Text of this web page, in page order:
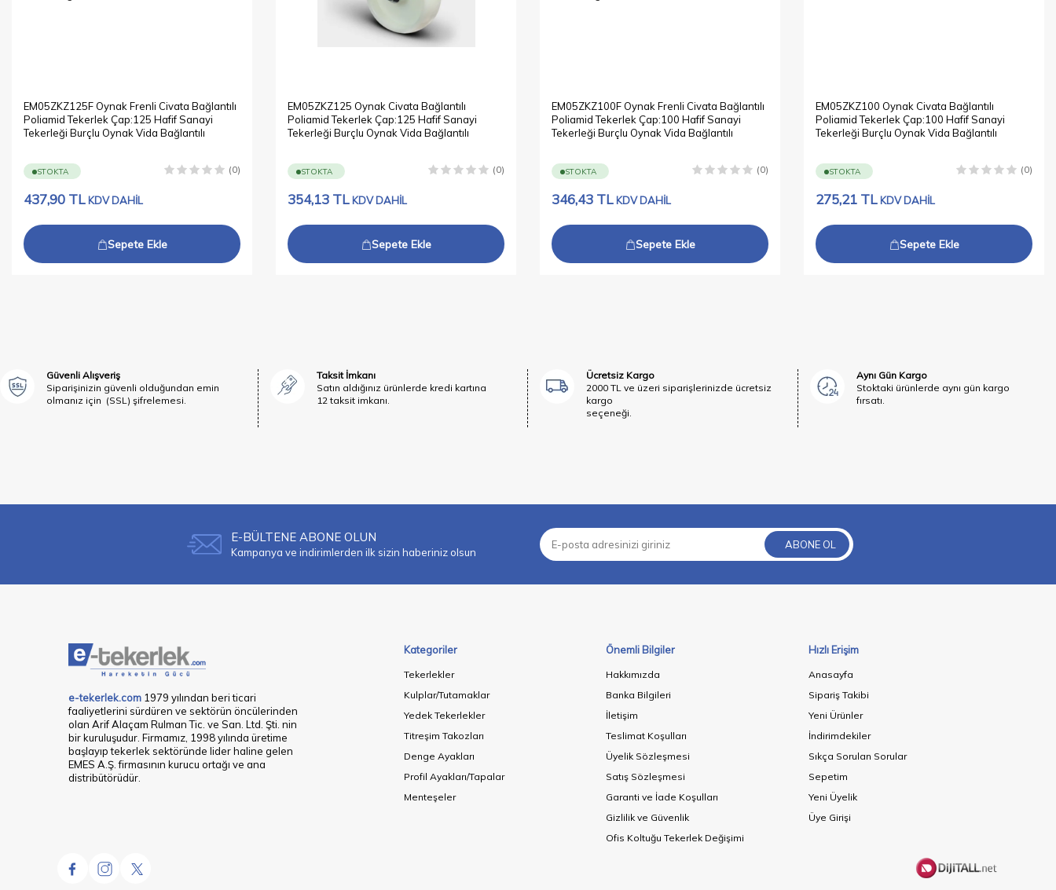
EM05ZKZ125F Oynak Frenli Civata Bağlantılı
Poliamid Tekerlek Çap:125 Hafif Sanayi
Tekerleği Burçlu Oynak Vida Bağlantılı
STOKTA (0)
437,90 TL KDV DAHİL
Sepete Ekle
EM05ZKZ125 Oynak Civata Bağlantılı
Poliamid Tekerlek Çap:125 Hafif Sanayi
Tekerleği Burçlu Oynak Vida Bağlantılı
STOKTA (0)
354,13 TL KDV DAHİL
Sepete Ekle
EM05ZKZ100F Oynak Frenli Civata Bağlantılı
Poliamid Tekerlek Çap:100 Hafif Sanayi
Tekerleği Burçlu Oynak Vida Bağlantılı
STOKTA (0)
346,43 TL KDV DAHİL
Sepete Ekle
EM05ZKZ100 Oynak Civata Bağlantılı
Poliamid Tekerlek Çap:100 Hafif Sanayi
Tekerleği Burçlu Oynak Vida Bağlantılı
STOKTA (0)
275,21 TL KDV DAHİL
Sepete Ekle
Güvenli Alışveriş
Siparişinizin güvenli olduğundan emin
olmanız için (SSL) şifrelemesi.
Taksit İmkanı
Satın aldığınız ürünlerde kredi kartına
12 taksit imkanı.
Ücretsiz Kargo
2000 TL ve üzeri siparişlerinizde ücretsiz
kargo
seçeneği.
Aynı Gün Kargo
Stoktaki ürünlerde aynı gün kargo
fırsatı.
E-BÜLTENE ABONE OLUN
Kampanya ve indirimlerden ilk sizin haberiniz olsun
ABONE OL
e-tekerlek.com 1979 yılından beri ticari
faaliyetlerini sürdüren ve sektörün öncülerinden
olan Arif Alaçam Rulman Tic. ve San. Ltd. Şti. nin
bir kuruluşudur. Firmamız, 1998 yılında üretime
başlayıp tekerlek sektöründe lider haline gelen
EMES A.Ş. firmasının kurucu ortağı ve ana
distribütörüdür.
Kategoriler
Tekerlekler
Kulplar/Tutamaklar
Yedek Tekerlekler
Titreşim Takozları
Denge Ayakları
Profil Ayakları/Tapalar
Menteşeler
Önemli Bilgiler
Hakkımızda
Banka Bilgileri
İletişim
Teslimat Koşulları
Üyelik Sözleşmesi
Satış Sözleşmesi
Garanti ve İade Koşulları
Gizlilik ve Güvenlik
Ofis Koltuğu Tekerlek Değişimi
Hızlı Erişim
Anasayfa
Sipariş Takibi
Yeni Ürünler
İndirimdekiler
Sıkça Sorulan Sorular
Sepetim
Yeni Üyelik
Üye Girişi